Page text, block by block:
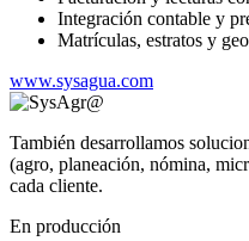
Integración contable y
Matrículas, estratos y
www.sysagua.com
También desarrollamos
(agro, planeación, nómina,
cada cliente.
En producción